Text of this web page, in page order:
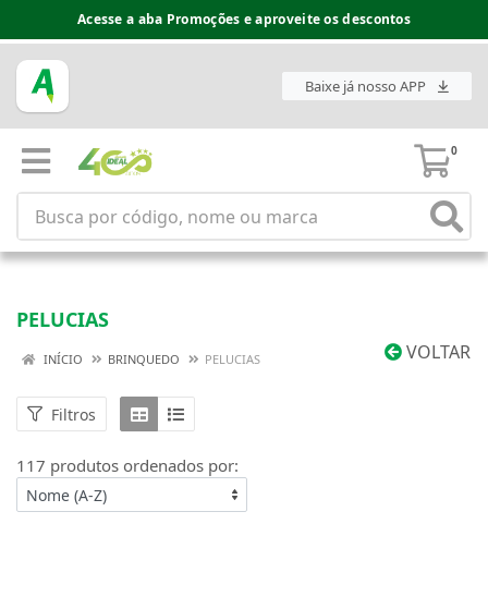
Espaço do Fornecedor disponível no acesso superior
Baixe já nosso APP
0
PELUCIAS
VOLTAR
INÍCIO BRINQUEDO PELUCIAS
Filtros
117 produtos ordenados por: